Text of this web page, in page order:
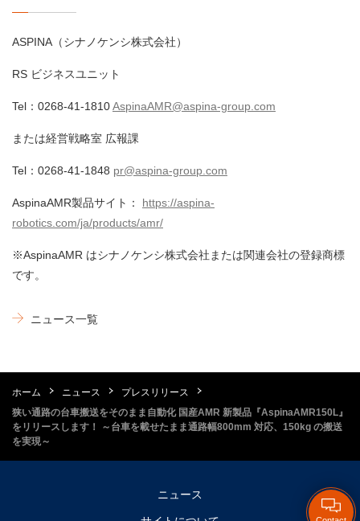
ASPINA（シナノケンシ株式会社）
RS ビジネスユニット
Tel：0268-41-1810AspinaAMR@aspina-group.com
または経営戦略室 広報課
Tel：0268-41-1848 pr@aspina-group.com
AspinaAMR製品サイト： https://aspina-
robotics.com/ja/products/amr/
※AspinaAMR はシナノケンシ株式会社または関連会社の登録商標
です。
ニュース一覧
ホーム ニュース
プレスリリース
狭い通路の台車搬送をそのまま自動化 国産AMR 新製品『AspinaAMR150L』
をリリースします！ ～台車を載せたまま通路幅800mm 対応、150kg の搬送
を実現～
ニュース